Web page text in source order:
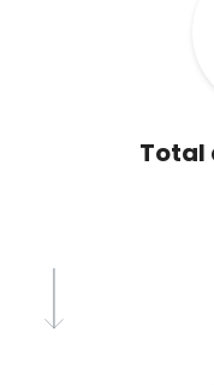
Total